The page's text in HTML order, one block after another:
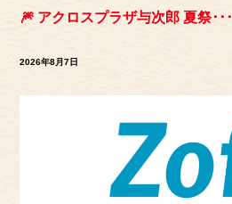
🎆 アクロスプラザ与次郎 夏祭･･･
2026年8月7日